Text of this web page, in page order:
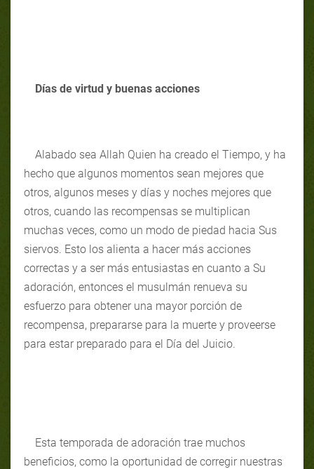
Días de virtud y buenas acciones
Alabado sea Allah Quien ha creado el Tiempo, y ha
hecho que algunos momentos sean mejores que
otros, algunos meses y días y noches mejores que
otros, cuando las recompensas se multiplican
muchas veces, como un modo de piedad hacia Sus
siervos. Esto los alienta a hacer más acciones
correctas y a ser más entusiastas en cuanto a Su
adoración, entonces el musulmán renueva su
esfuerzo para obtener una mayor porción de
recompensa, prepararse para la muerte y proveerse
para estar preparado para el Día del Juicio.
Esta temporada de adoración trae muchos
beneficios, como la oportunidad de corregir nuestras